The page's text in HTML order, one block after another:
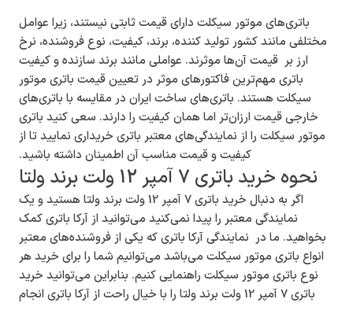
باتری‌های موتور سیکلت‌ دارای قیمت ثابتی نیستند، زیرا عوامل
مختلفی مانند کشور تولید کننده، برند، کیفیت، نوع فروشنده، نرخ
ارز بر قیمت آن‌ها موثرند. عواملی مانند برند سازنده و کیفیت
باتری مهم‌ترین فاکتورهای موثر در تعیین قیمت باتری موتور
سیکلت هستند. باتری‌های ساخت ایران در مقایسه با باتری‌های
خارجی قیمت ارزان‌تر اما همان کیفیت را دارند. سعی کنید باتری
موتور سیکلت را از نمایندگی‌های معتبر باتری خریداری نمایید تا از
کیفیت و قیمت مناسب آن اطمینان داشته باشید.
نحوه خرید باتری 7 آمپر 12 ولت برند ولتا
اگر به دنبال خرید باتری 7 آمپر 12 ولت برند ولتا هستید و یک
نمایندگی معتبر را پیدا نمی‌کنید می‌توانید از آرکا باتری کمک
بخواهید. ما در نمایندگی آرکا باتری که یکی از فروشنده‌های معتبر
انواع باتری موتور سیکلت می‌باشد می‌توانیم شما را برای خرید هر
نوع باتری موتور سیکلت راهنمایی کنیم. بنابراین می‌توانید خرید
باتری 7 آمپر 12 ولت برند ولتا را با خیال راحت از آرکا باتری انجام